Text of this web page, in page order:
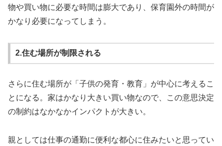
物や買い物に必要な時間は膨大であり、保育園外の時間が
かなり必要になってしまう。
2.住む場所が制限される
さらに住む場所が「子供の発育・教育」が中心に考えるこ
とになる。家はかなり大きい買い物なので、この意思決定
の制約はなかなかインパクトが大きい。
親としては仕事の通勤に便利な都心に住みたいと思ってい